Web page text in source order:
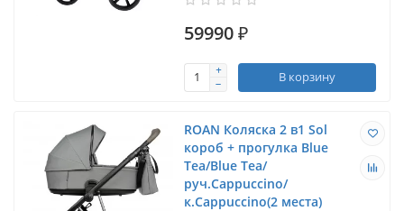
59990 ₽
В корзину
ROAN Коляска 2 в1 Sol
короб + прогулка Blue
Tea/Blue Tea/
руч.Cappuccino/
к.Cappuccino(2 места)